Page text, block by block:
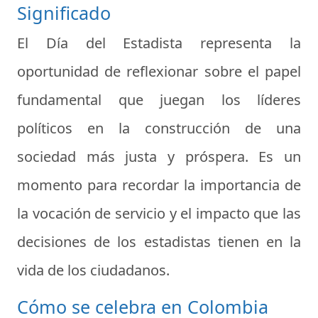
Significado
El Día del Estadista representa la
oportunidad de reflexionar sobre el papel
fundamental que juegan los líderes
políticos en la construcción de una
sociedad más justa y próspera. Es un
momento para recordar la importancia de
la vocación de servicio y el impacto que las
decisiones de los estadistas tienen en la
vida de los ciudadanos.
Cómo se celebra en Colombia